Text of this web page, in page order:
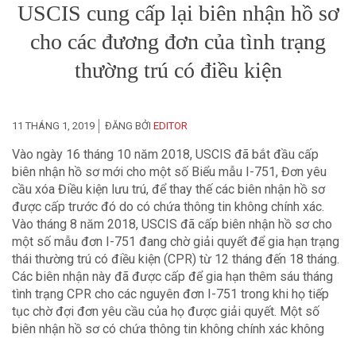
USCIS cung cấp lại biên nhận hồ sơ
cho các đương đơn của tình trạng
thường trú có điều kiện
11 THÁNG 1, 2019 ĐĂNG BỞI EDITOR
Vào ngày 16 tháng 10 năm 2018, USCIS đã bắt đầu cấp
biên nhận hồ sơ mới cho một số Biểu mẫu I-751, Đơn yêu
cầu xóa Điều kiện lưu trú, để thay thế các biên nhận hồ sơ
được cấp trước đó do có chứa thông tin không chính xác.
Vào tháng 8 năm 2018, USCIS đã cấp biên nhận hồ sơ cho
một số mẫu đơn I-751 đang chờ giải quyết để gia hạn trạng
thái thường trú có điều kiện (CPR) từ 12 tháng đến 18 tháng.
Các biên nhận này đã được cấp để gia hạn thêm sáu tháng
tình trạng CPR cho các nguyên đơn I-751 trong khi họ tiếp
tục chờ đợi đơn yêu cầu của họ được giải quyết. Một số
biên nhận hồ sơ có chứa thông tin không chính xác không